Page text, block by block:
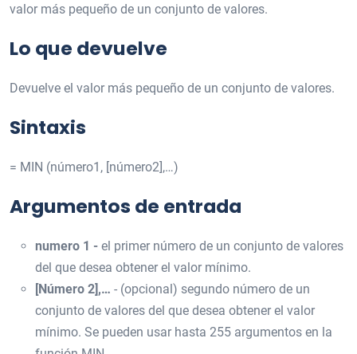
valor más pequeño de un conjunto de valores.
Lo que devuelve
Devuelve el valor más pequeño de un conjunto de valores.
Sintaxis
= MIN (número1, [número2],…)
Argumentos de entrada
numero 1 - el primer número de un conjunto de valores
del que desea obtener el valor mínimo.
[Número 2],… - (opcional) segundo número de un
conjunto de valores del que desea obtener el valor
mínimo. Se pueden usar hasta 255 argumentos en la